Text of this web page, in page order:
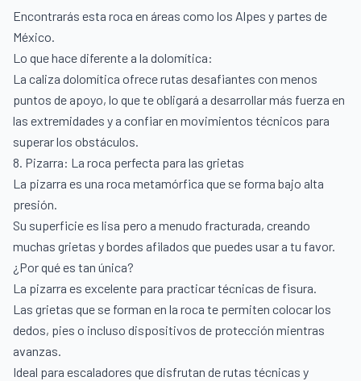
Encontrarás esta roca en áreas como los Alpes y partes de
México.
Lo que hace diferente a la dolomítica:
La caliza dolomítica ofrece rutas desafiantes con menos
puntos de apoyo, lo que te obligará a desarrollar más fuerza en
las extremidades y a confiar en movimientos técnicos para
superar los obstáculos.
8. Pizarra: La roca perfecta para las grietas
La pizarra es una roca metamórfica que se forma bajo alta
presión.
Su superficie es lisa pero a menudo fracturada, creando
muchas grietas y bordes afilados que puedes usar a tu favor.
¿Por qué es tan única?
La pizarra es excelente para practicar técnicas de fisura.
Las grietas que se forman en la roca te permiten colocar los
dedos, pies o incluso dispositivos de protección mientras
avanzas.
Ideal para escaladores que disfrutan de rutas técnicas y